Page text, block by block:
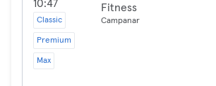
10:47
Classic
Premium
Max
Fitness
Campanar